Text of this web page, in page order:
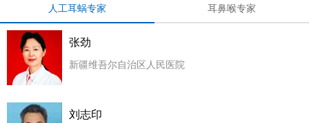
人工耳蜗专家 耳鼻喉专家
张劲
新疆维吾尔自治区人民医院
刘志印